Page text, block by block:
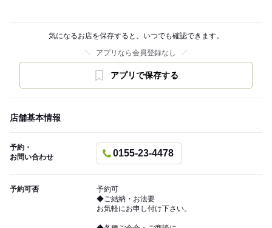
気になるお店を保存すると、いつでも確認できます。
アプリなら会員登録なし
アプリで保存する
店舗基本情報
予約・
お問い合わせ
0155-23-4478
予約可否
予約可
◆ご結納・お法要
お気軽にお申し付け下さい。